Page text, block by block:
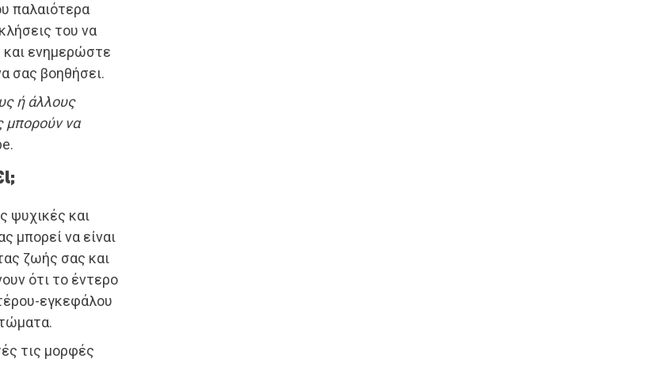
παλαιότερα
του να
και ενημερώστε
σας βοηθήσει.
ή άλλους
μπορούν να
ψυχικές και
μπορεί να είναι
ζωής σας και
ότι το έντερο
εγκεφάλου
τις μορφές